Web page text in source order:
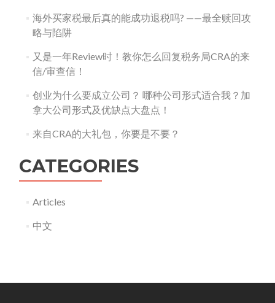
海外买家税最后真的能成功退税吗? ——最全赎回攻
略与陷阱
又是一年Review时！教你怎么回复税务局CRA的来
信/审查信！
创业为什么要成立公司？ 哪种公司形式适合我？加
拿大公司形式及优缺点大盘点！
来自CRA的大礼包，你要是不要？
CATEGORIES
Articles
中文